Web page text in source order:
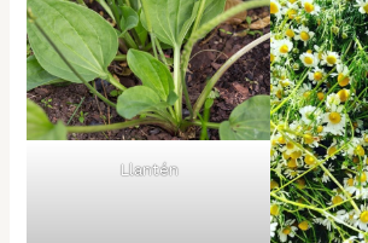
Llantén